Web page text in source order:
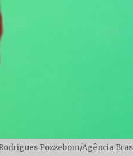
Pozzebom/Agência